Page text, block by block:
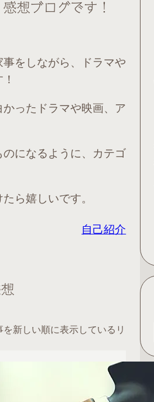
想ブログです！
をしながら、ドラマや
ったドラマや映画、ア
になるように、カテゴ
ら嬉しいです。
自己紹介
新しい順に表示しているリ